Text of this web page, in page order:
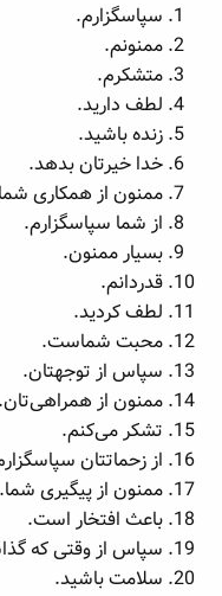
سپاسگزارم.
ممنونم.
متشکرم.
لطف دارید.
زنده باشید.
خدا خیرتان بدهد.
ممنون از همکاری
از شما سپاسگزارم.
بسیار ممنون.
قدردانم.
لطف کردید.
محبت شماست.
سپاس از توجهتان.
ممنون از همراهی‌تان.
تشکر می‌کنم.
از زحماتتان
ممنون از پیگیری شما.
باعث افتخار است.
سپاس از وقتی که
سلامت باشید.